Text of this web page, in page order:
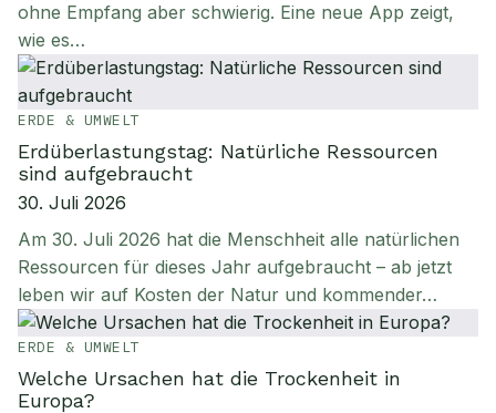
ohne Empfang aber schwierig. Eine neue App zeigt,
wie es…
ERDE & UMWELT
Erdüberlastungstag: Natürliche Ressourcen
sind aufgebraucht
30. Juli 2026
Am 30. Juli 2026 hat die Menschheit alle natürlichen
Ressourcen für dieses Jahr aufgebraucht – ab jetzt
leben wir auf Kosten der Natur und kommender…
ERDE & UMWELT
Welche Ursachen hat die Trockenheit in
Europa?